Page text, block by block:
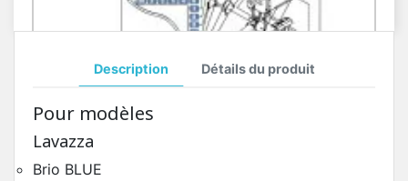
Pièces Détachées Distributeur Automatique
Description Détails du produit
Pour modèles
Lavazza
Brio BLUE